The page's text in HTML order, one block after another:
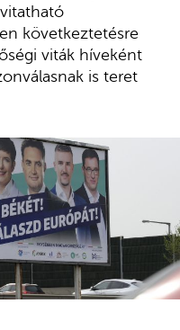
következtetésre
viták híveként
is teret